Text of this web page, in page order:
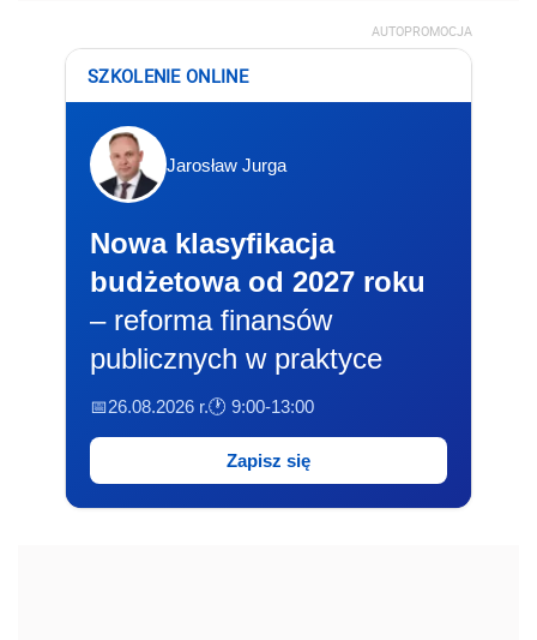
AUTOPROMOCJA
SZKOLENIE ONLINE
Jarosław Jurga
Nowa klasyfikacja
budżetowa od 2027 roku
– reforma finansów
publicznych w praktyce
📅26.08.2026 r.🕐 9:00-13:00
Zapisz się